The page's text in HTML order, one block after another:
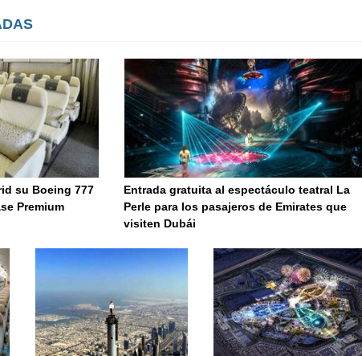
su Boeing 777
Premium
Entrada gratuita al espectáculo teatral La
Perle para los pasajeros de Emirates que
visiten Dubái